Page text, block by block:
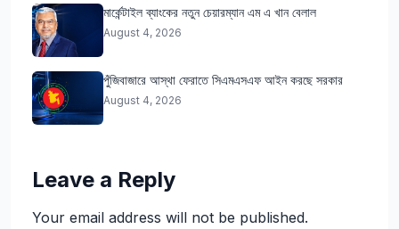
মার্কেন্টাইল ব্যাংকের নতুন চেয়ারম্যান এম এ খান বেলাল
August 4, 2026
পুঁজিবাজারে আস্থা ফেরাতে সিএমএসএফ আইন করছে সরকার
August 4, 2026
Leave a Reply
Your email address will not be published.